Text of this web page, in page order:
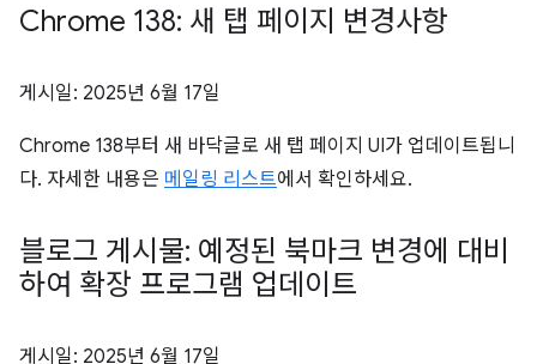
Chrome 138: 새 탭 페이지 변경사항
게시일: 2025년 6월 17일
Chrome 138부터 새 바닥글로 새 탭 페이지 UI가 업데이트됩니
다. 자세한 내용은 메일링 리스트에서 확인하세요.
블로그 게시물: 예정된 북마크 변경에 대비
하여 확장 프로그램 업데이트
게시일: 2025년 6월 17일